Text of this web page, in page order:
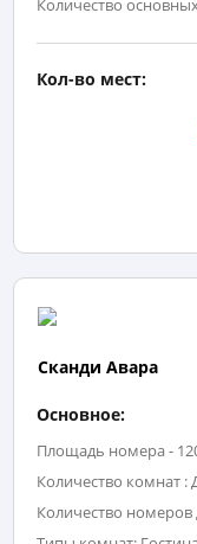
Количество
Кол-во мест:
Сканди Авара
Основное:
Площадь номера -
Количество комнат :
Количество номеров